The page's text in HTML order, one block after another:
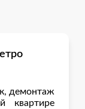
демонтаж
квартире